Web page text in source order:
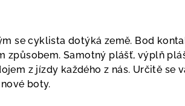
se cyklista dotýká země. Bod
způsobem. Samotný plášť, výplň
z jízdy každého z nás. Určitě
boty.